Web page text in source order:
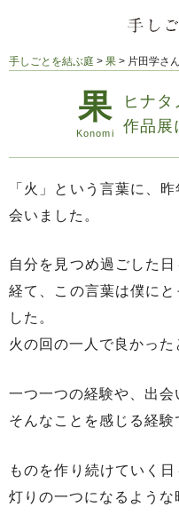
手しごとを結ぶ庭 > 果 > 片田学さ
ヒナタ
作品展
「火」という言葉に、
会いました。
自分を見つめ過ごした
経て、この言葉は僕に
した。
火の回の一人で良かった
一つ一つの経験や、出会
そんなことを感じる経験
ものを作り続けていく
灯りの一つになるような